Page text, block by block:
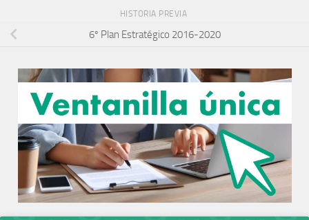
HISTORIA PREVIA
6º Plan Estratégico 2016-2020